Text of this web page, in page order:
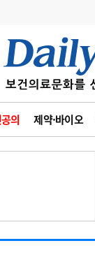
의 제약·바이오
사고
수첩